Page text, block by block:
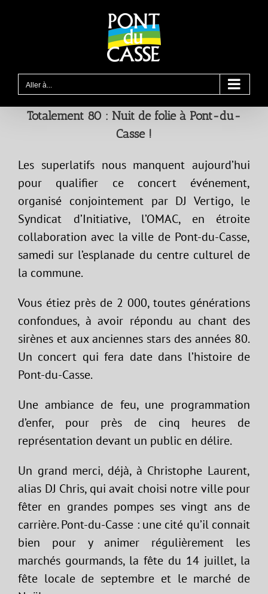
Aller à...
Totalement 80 : Nuit de folie à Pont-du-
Casse !
Les superlatifs nous manquent aujourd’hui
pour qualifier ce concert événement,
organisé conjointement par DJ Vertigo, le
Syndicat d’Initiative, l’OMAC, en étroite
collaboration avec la ville de Pont-du-Casse,
samedi sur l’esplanade du centre culturel de
la commune.
Vous étiez près de 2 000, toutes générations
confondues, à avoir répondu au chant des
sirènes et aux anciennes stars des années 80.
Un concert qui fera date dans l’histoire de
Pont-du-Casse.
Une ambiance de feu, une programmation
d’enfer, pour près de cinq heures de
représentation devant un public en délire.
Un grand merci, déjà, à Christophe Laurent,
alias DJ Chris, qui avait choisi notre ville pour
fêter en grandes pompes ses vingt ans de
carrière. Pont-du-Casse : une cité qu’il connait
bien pour y animer régulièrement les
marchés gourmands, la fête du 14 juillet, la
fête locale de septembre et le marché de